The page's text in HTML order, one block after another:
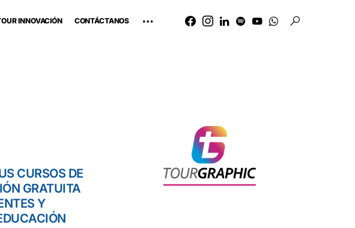
INNOVACIÓN CONTÁCTANOS
CURSOS DE
GRATUITA
Y